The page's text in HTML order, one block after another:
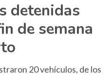
detenidas
de semana
20 vehículos, de los